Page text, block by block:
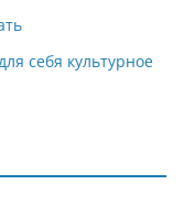
себя культурное